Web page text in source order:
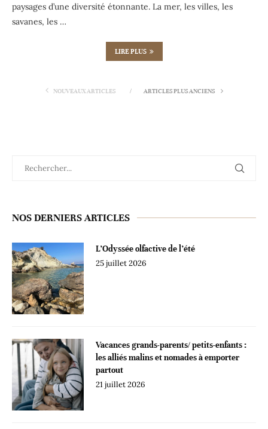
paysages d’une diversité étonnante. La mer, les villes, les
savanes, les …
LIRE PLUS
NOUVEAUX ARTICLES ARTICLES PLUS ANCIENS
NOS DERNIERS ARTICLES
L’Odyssée olfactive de l’été
25 juillet 2026
Vacances grands-parents/ petits-enfants :
les alliés malins et nomades à emporter
partout
21 juillet 2026